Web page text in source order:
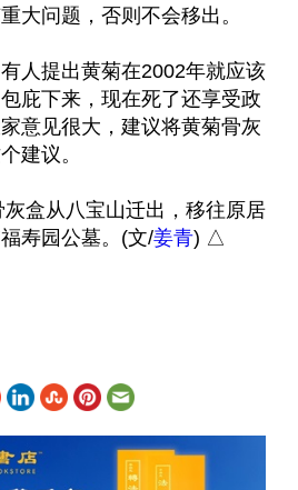
大问题，否则不会移出。
人提出黄菊在2002年就应该
庇下来，现在死了还享受政
意见很大，建议将黄菊骨灰
建议。
盒从八宝山迁出，移往原居
寿园公墓。(文/姜青) △